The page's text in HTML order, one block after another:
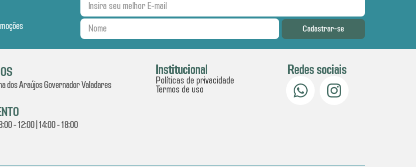
Cadastrar-se
dos Araújos Governador Valadares
- 12:00 | 14:00 - 18:00
Institucional
Políticas de privacidade
Termos de uso
Redes sociais